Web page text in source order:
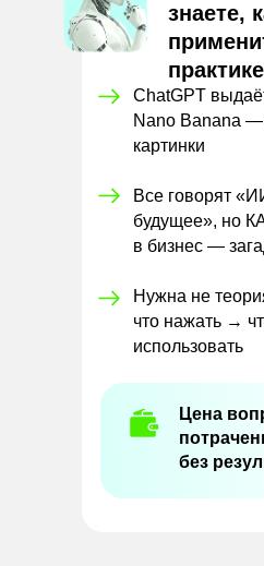
ChatGPT
Nano Banana
картинки
Все говорят
будущее», но
в бизнес —
Нужна не
что нажать →
использовать
знаете,
практике
Цена
без